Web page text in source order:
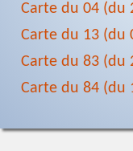
Carte du 04 (du
Carte du 13 (du
Carte du 83 (du
Carte du 84 (du